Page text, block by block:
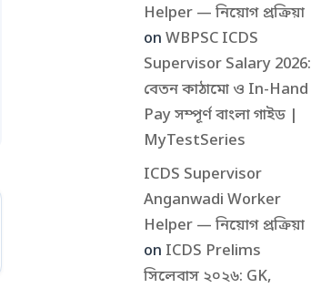
Helper — নিয়োগ প্রক্রিয়া
onWBPSC ICDS
Supervisor Salary 2026:
বেতন কাঠামো ও In-Hand
Pay সম্পূর্ণ বাংলা গাইড |
MyTestSeries
ICDS Supervisor
Anganwadi Worker
Helper — নিয়োগ প্রক্রিয়া
on ICDS Prelims
সিলেবাস ২০২৬: GK,